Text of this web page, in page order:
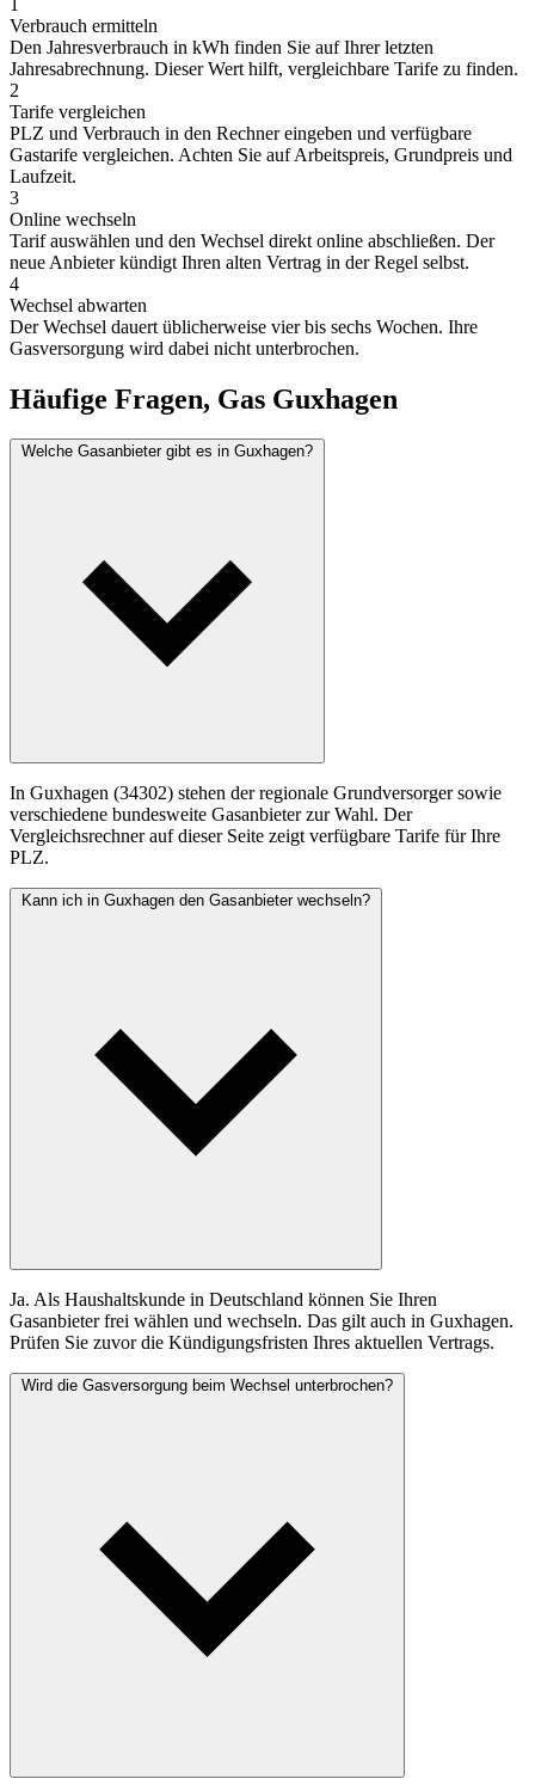
Verbrauch ermitteln
Den Jahresverbrauch in kWh finden Sie auf Ihrer letzten
Jahresabrechnung. Dieser Wert hilft, vergleichbare Tarife zu finden.
2
Tarife vergleichen
PLZ und Verbrauch in den Rechner eingeben und verfügbare
Gastarife vergleichen. Achten Sie auf Arbeitspreis, Grundpreis und
Laufzeit.
3
Online wechseln
Tarif auswählen und den Wechsel direkt online abschließen. Der
neue Anbieter kündigt Ihren alten Vertrag in der Regel selbst.
4
Wechsel abwarten
Der Wechsel dauert üblicherweise vier bis sechs Wochen. Ihre
Gasversorgung wird dabei nicht unterbrochen.
Häufige Fragen, Gas Guxhagen
Welche Gasanbieter gibt es in Guxhagen?
In Guxhagen (34302) stehen der regionale Grundversorger sowie
verschiedene bundesweite Gasanbieter zur Wahl. Der
Vergleichsrechner auf dieser Seite zeigt verfügbare Tarife für Ihre
PLZ.
Kann ich in Guxhagen den Gasanbieter wechseln?
Ja. Als Haushaltskunde in Deutschland können Sie Ihren
Gasanbieter frei wählen und wechseln. Das gilt auch in Guxhagen.
Prüfen Sie zuvor die Kündigungsfristen Ihres aktuellen Vertrags.
Wird die Gasversorgung beim Wechsel unterbrochen?